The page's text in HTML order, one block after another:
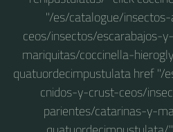
"/es/catalogue/
ceos/insectos/escarabajos-
mariquitas/coccinella-
quatuordecimpustulata href "/
cnidos-y-crust-ceos/
parientes/catarinas-y-